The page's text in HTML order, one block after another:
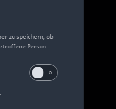
zu speichern, ob
Person